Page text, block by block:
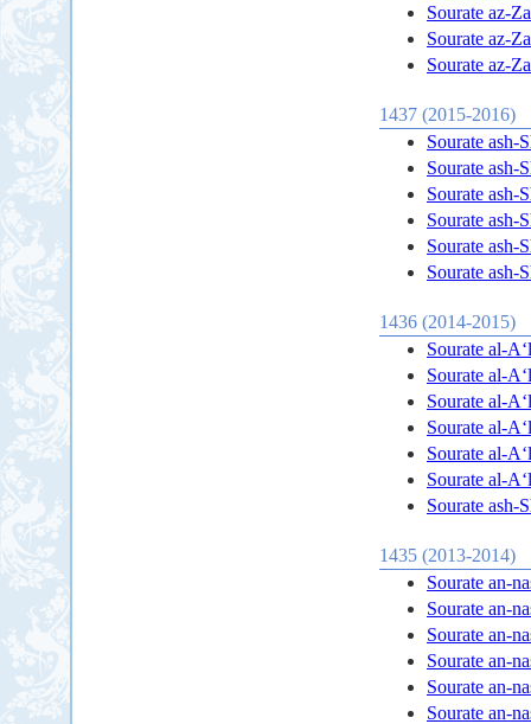
Sourate az-
Sourate az-
Sourate az-
1437 (2015-2016)
Sourate ash-
Sourate ash-
Sourate ash-
Sourate ash-
Sourate ash-
Sourate ash-
1436 (2014-2015)
Sourate al-
Sourate al-
Sourate al-
Sourate al-
Sourate al-
Sourate al-
Sourate ash-
1435 (2013-2014)
Sourate an-
Sourate an-
Sourate an-
Sourate an-
Sourate an-
Sourate an-